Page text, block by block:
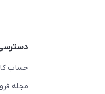
حساب
مجله